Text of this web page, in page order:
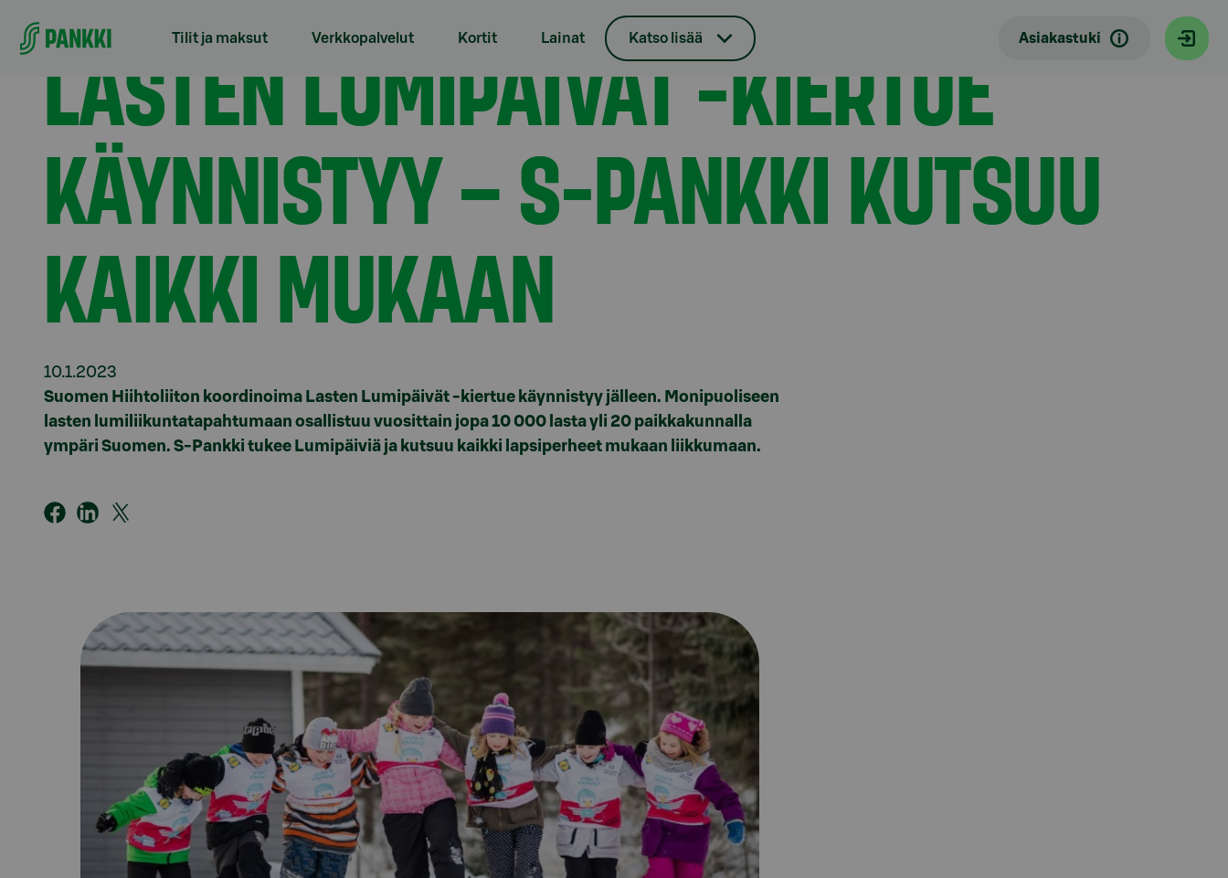
Tilit ja maksut Verkkopalvelut Kortit Lainat Katso lisää Asiakastuki
Lasten Lumipäivät -kiertue käynnistyy – S-Pankki kutsuu kaikki mukaan
LASTEN LUMIPÄIVÄT -KIERTUE
KÄYNNISTYY – S-PANKKI KUTSUU
KAIKKI MUKAAN
10.1.2023
Suomen Hiihtoliiton koordinoima Lasten Lumipäivät -kiertue käynnistyy jälleen. Monipuoliseen
lasten lumiliikuntatapahtumaan osallistuu vuosittain jopa 10 000 lasta yli 20 paikkakunnalla
ympäri Suomen. S-Pankki tukee Lumipäiviä ja kutsuu kaikki lapsiperheet mukaan liikkumaan.